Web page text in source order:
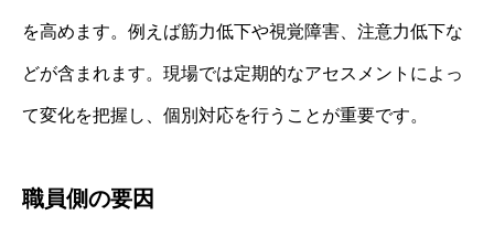
を高めます。例えば筋力低下や視覚障害、注意力低下な
どが含まれます。現場では定期的なアセスメントによっ
て変化を把握し、個別対応を行うことが重要です。
職員側の要因